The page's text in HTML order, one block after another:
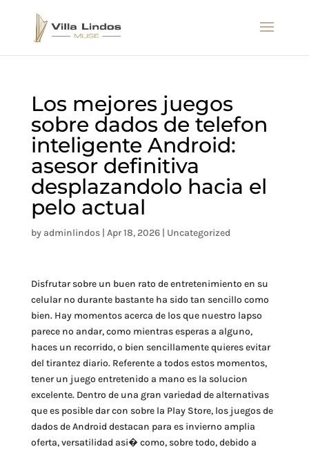
Los mejores juegos
sobre dados de telefon
inteligente Android:
asesor definitiva
desplazandolo hacia el
pelo actual
by adminlindos| Apr 18, 2026| Uncategorized
Disfrutar sobre un buen rato de entretenimiento en su
celular no durante bastante ha sido tan sencillo como
bien. Hay momentos acerca de los que nuestro lapso
parece no andar, como mientras esperas a alguno,
haces un recorrido, o bien sencillamente quieres evitar
del tirantez diario. Referente a todos estos momentos,
tener un juego entretenido a mano es la solucion
excelente. Dentro de una gran variedad de alternativas
que es posible dar con sobre la Play Store, los juegos de
dados de Android destacan para es invierno amplia
oferta, versatilidad asi� como, sobre todo, debido a